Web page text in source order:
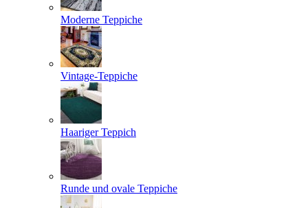
Moderne Teppiche
Vintage-Teppiche
Haariger Teppich
Runde und ovale Teppiche